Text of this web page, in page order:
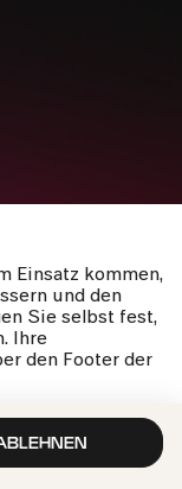
Einsatz kommen,
und den
Sie selbst fest,
Ihre
den Footer der